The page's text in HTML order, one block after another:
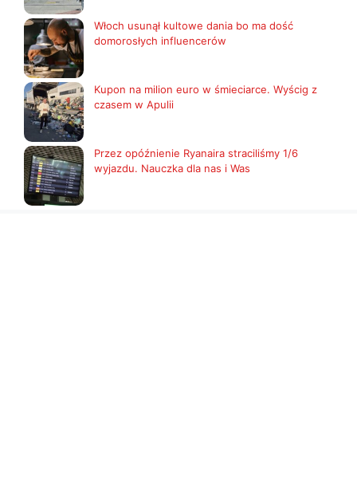
Włoch usunął kultowe dania bo ma dość
domorosłych influencerów
Kupon na milion euro w śmieciarce. Wyścig z
czasem w Apulii
Przez opóźnienie Ryanaira straciliśmy 1/6
wyjazdu. Nauczka dla nas i Was